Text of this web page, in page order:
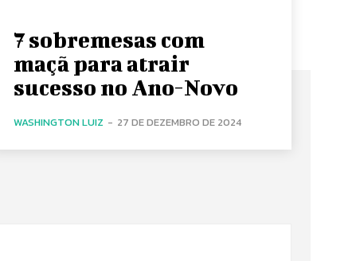
7 sobremesas com
maçã para atrair
sucesso no Ano-Novo
WASHINGTON LUIZ - 27 DE DEZEMBRO DE 2024